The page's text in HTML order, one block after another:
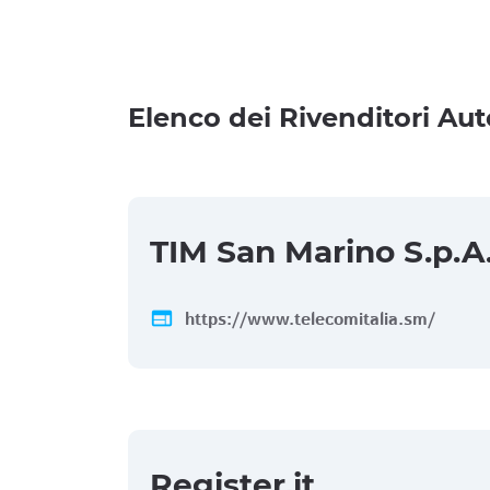
Elenco dei Rivenditori
TIM San Marino
web https://www.telecomitalia.sm/